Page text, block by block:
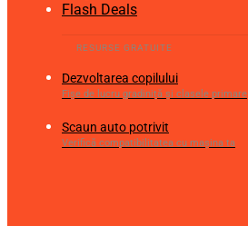
Flash Deals
Dezvoltarea copilului
Fișe de lucru gradiniță și clasele primare
Scaun auto potrivit
Verifică compatibilitatea cu mașina ta